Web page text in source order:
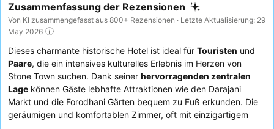
Zusammenfassung der Rezensionen
Von KI zusammengefasst aus 800+ Rezensionen · Letzte Aktualisierung: 29
May 2026
Dieses charmante historische Hotel ist ideal für Touristen und
Paare, die ein intensives kulturelles Erlebnis im Herzen von
Stone Town suchen. Dank seiner hervorragenden zentralen
Lage können Gäste lebhafte Attraktionen wie den Darajani
Markt und die Forodhani Gärten bequem zu Fuß erkunden. Die
geräumigen und komfortablen Zimmer, oft mit einzigartigem